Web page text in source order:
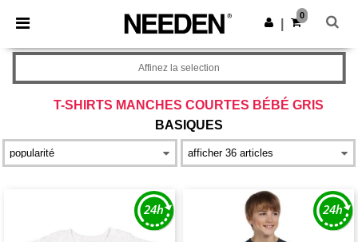
× Appli Needen
Meilleurs prix sur l’app !
Obtenir l'appli
0
T-SHIRTS MANCHES COURTES BÉBÉ GRIS
BASIQUES
Affinez la selection